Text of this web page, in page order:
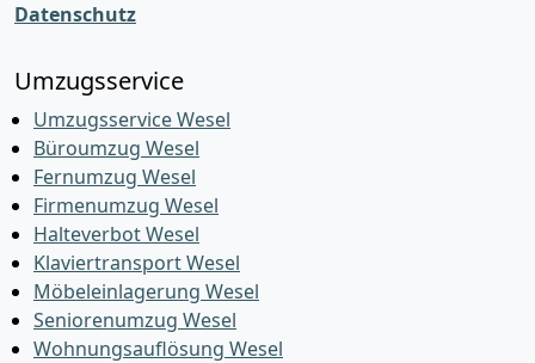
Datenschutz
Umzugsservice
Umzugsservice Wesel
Büroumzug Wesel
Fernumzug Wesel
Firmenumzug Wesel
Halteverbot Wesel
Klaviertransport Wesel
Möbeleinlagerung Wesel
Seniorenumzug Wesel
Wohnungsauflösung Wesel